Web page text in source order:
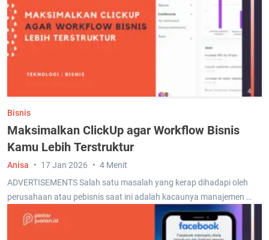
Bisnis
Maksimalkan ClickUp agar Workflow Bisnis
Kamu Lebih Terstruktur
ADVERTISEMENTS Salah satu masalah yang kerap dihadapi oleh
perusahaan atau pebisnis saat ini adalah kacaunya manajemen …
Anisa 17 Jan 2026 4 Menit